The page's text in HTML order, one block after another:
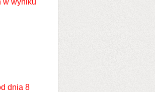
w wyniku
dnia 8